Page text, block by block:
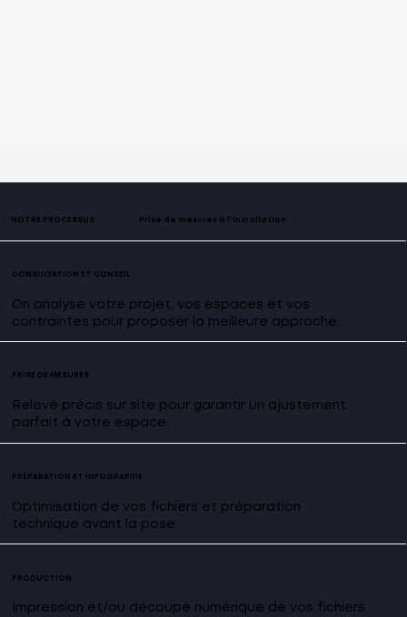
NOTRE PROCESSUS Prise de mesures à l'installation
CONSULTATION ET CONSEIL
On analyse votre projet, vos espaces et vos
contraintes pour proposer la meilleure approche.
PRISE DE MESURES
Relevé précis sur site pour garantir un ajustement
parfait à votre espace.
PRÉPARATION ET INFOGRAPHIE
Optimisation de vos fichiers et préparation
technique avant la pose.
PRODUCTION
Impression et/ou découpe numérique de vos fichiers